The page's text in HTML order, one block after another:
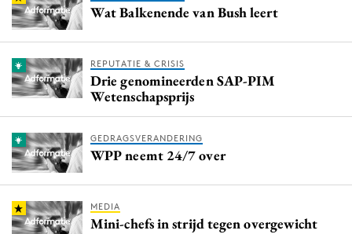
Wat Balkenende van Bush leert
REPUTATIE & CRISIS
Drie genomineerden SAP-PIM
Wetenschapsprijs
GEDRAGSVERANDERING
WPP neemt 24/7 over
MEDIA
Mini-chefs in strijd tegen overgewicht